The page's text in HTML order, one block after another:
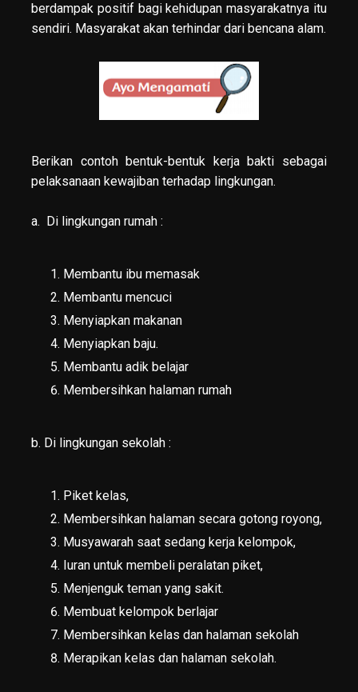
berdampak positif bagi kehidupan masyarakatnya itu
sendiri. Masyarakat akan terhindar dari bencana alam.
Berikan contoh bentuk-bentuk kerja bakti sebagai
pelaksanaan kewajiban terhadap lingkungan.
a. Di lingkungan rumah :
Membantu ibu memasak
Membantu mencuci
Menyiapkan makanan
Menyiapkan baju.
Membantu adik belajar
Membersihkan halaman rumah
b. Di lingkungan sekolah :
Piket kelas,
Membersihkan halaman secara gotong royong,
Musyawarah saat sedang kerja kelompok,
Iuran untuk membeli peralatan piket,
Menjenguk teman yang sakit.
Membuat kelompok berlajar
Membersihkan kelas dan halaman sekolah
Merapikan kelas dan halaman sekolah.